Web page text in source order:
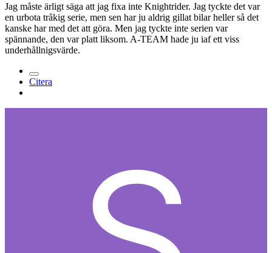
Jag måste ärligt säga att jag fixa inte Knightrider. Jag tyckte det var
en urbota tråkig serie, men sen har ju aldrig gillat bilar heller så det
kanske har med det att göra. Men jag tyckte inte serien var
spännande, den var platt liksom. A-TEAM hade ju iaf ett viss
underhållnigsvärde.
Citera